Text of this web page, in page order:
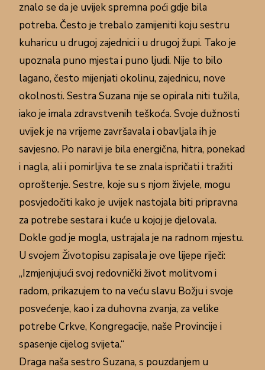
znalo se da je uvijek spremna poći gdje bila
potreba. Često je trebalo zamijeniti koju sestru
kuharicu u drugoj zajednici i u drugoj župi. Tako je
upoznala puno mjesta i puno ljudi. Nije to bilo
lagano, često mijenjati okolinu, zajednicu, nove
okolnosti. Sestra Suzana nije se opirala niti tužila,
iako je imala zdravstvenih teškoća. Svoje dužnosti
uvijek je na vrijeme završavala i obavljala ih je
savjesno. Po naravi je bila energična, hitra, ponekad
i nagla, ali i pomirljiva te se znala ispričati i tražiti
oproštenje. Sestre, koje su s njom živjele, mogu
posvjedočiti kako je uvijek nastojala biti pripravna
za potrebe sestara i kuće u kojoj je djelovala.
Dokle god je mogla, ustrajala je na radnom mjestu.
U svojem Životopisu zapisala je ove lijepe riječi:
„Izmjenjujući svoj redovnički život molitvom i
radom, prikazujem to na veću slavu Božju i svoje
posvećenje, kao i za duhovna zvanja, za velike
potrebe Crkve, Kongregacije, naše Provincije i
spasenje cijelog svijeta.“
Draga naša sestro Suzana, s pouzdanjem u